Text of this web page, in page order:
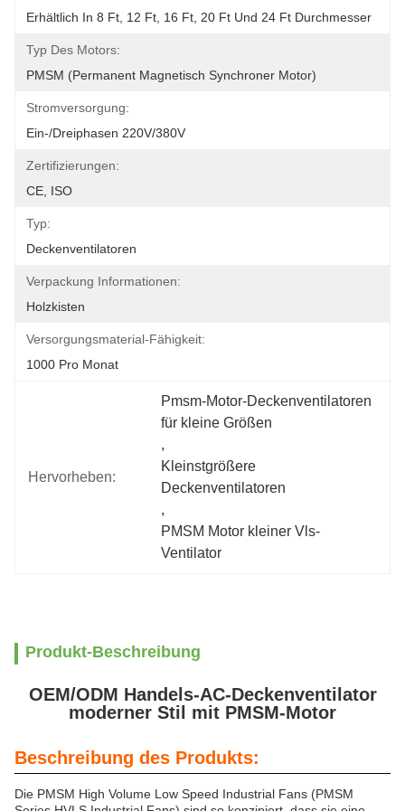
Erhältlich In 8 Ft, 12 Ft, 16 Ft, 20 Ft Und 24 Ft Durchmesser
Typ Des Motors:
PMSM (permanent Magnetisch Synchroner Motor)
Stromversorgung:
Ein-/Dreiphasen 220V/380V
Zertifizierungen:
CE, ISO
Typ:
Deckenventilatoren
Verpackung Informationen:
Holzkisten
Versorgungsmaterial-Fähigkeit:
1000 Pro Monat
Hervorheben:
Pmsm-Motor-Deckenventilatoren
für kleine Größen
,
Kleinstgrößere
Deckenventilatoren
,
PMSM Motor kleiner Vls-
Ventilator
Produkt-Beschreibung
OEM/ODM Handels-AC-Deckenventilator
moderner Stil mit PMSM-Motor
Beschreibung des Produkts:
Die PMSM High Volume Low Speed Industrial Fans (PMSM